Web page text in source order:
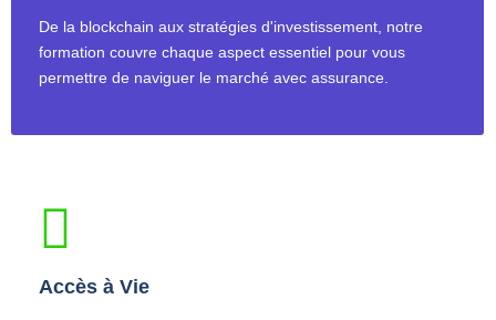
De la blockchain aux stratégies d'investissement, notre
formation couvre chaque aspect essentiel pour vous
permettre de naviguer le marché avec assurance.
Accès à Vie